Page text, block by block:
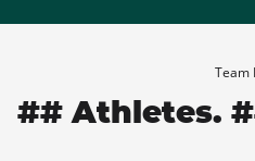
Team
## Athletes.